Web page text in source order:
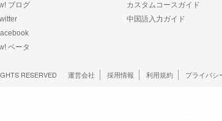
ブログ
ベータ
カスタムコースガイド
中国語入力ガイド
RESERVED 運営会社 採用情報 利用規約 プライバシ